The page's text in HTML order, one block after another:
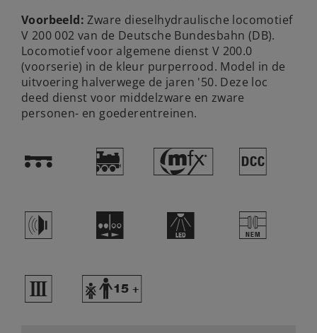
Voorbeeld: Zware dieselhydraulische locomotief
V 200 002 van de Deutsche Bundesbahn (DB).
Locomotief voor algemene dienst V 200.0
(voorserie) in de kleur purperrood. Model in de
uitvoering halverwege de jaren '50. Deze loc
deed dienst voor middelzware en zware
personen- en goederentreinen.
! ) # §
h M + U
3 Y